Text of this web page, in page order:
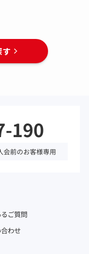
190
前のお客様専用
ご質問
わせ